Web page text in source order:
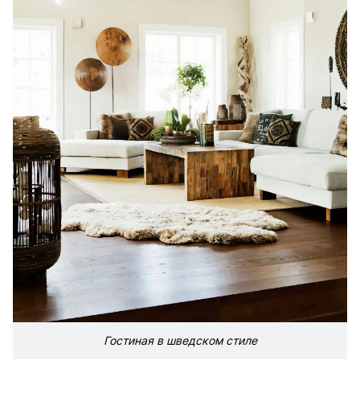
Гостиная в шведском стиле